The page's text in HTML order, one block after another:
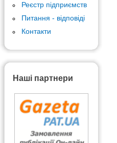
Реєстр підприємств
Питання - відповіді
Контакти
Наші партнери